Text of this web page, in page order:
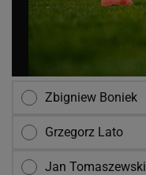
Zbigniew Boniek
Grzegorz Lato
Jan Tomaszewski